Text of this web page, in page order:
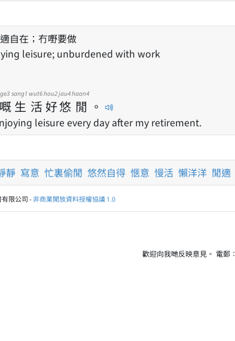
自在；冇嘢要做
leisure; unburdened with work
嘅
ge3
生
sang1
活
wut6
好
hou2
悠
jau4
閒
haan4
。
leisure every day after my retirement.
靜 寫意 忙裏偷閒 悠然自得 愜意 慢活 懶洋洋 閒適
限公司 -非商業開放資料授權協議 1.0
歡迎向我哋反映意見。 電郵：